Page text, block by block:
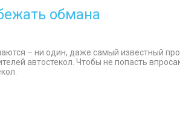
обмана
– ни один, даже самый известный
автостекол. Чтобы не попасть